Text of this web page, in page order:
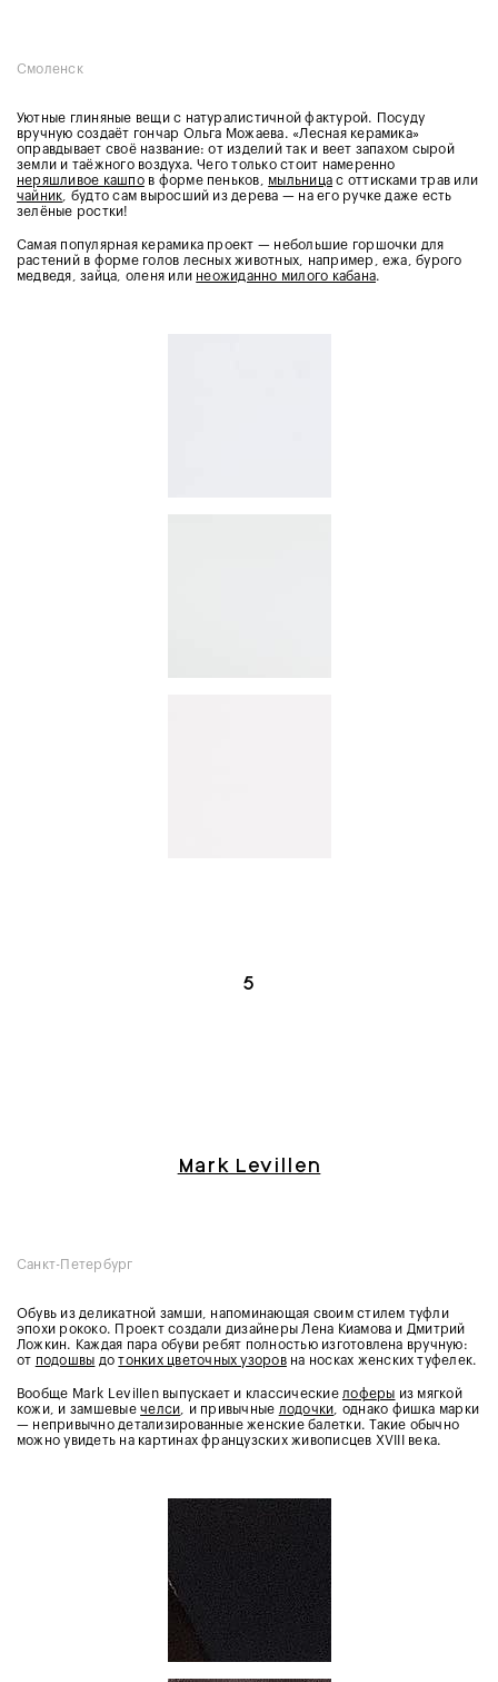
Смоленск
Уютные глиняные вещи с натуралистичной фактурой. Посуду
вручную создаёт гончар Ольга Можаева. «Лесная керамика»
оправдывает своё название: от изделий так и веет запахом сырой
земли и таёжного воздуха. Чего только стоит намеренно
неряшливое кашпов форме пеньков, мыльница с оттисками трав или
чайник , будто сам выросший из дерева — на его ручке даже есть
зелёные ростки!
Самая популярная керамика проект — небольшие горшочки для
растений в форме голов лесных животных, например, ежа, бурого
медведя, зайца, оленя или неожиданно милого кабана.
5
Mark Levillen
Санкт-Петербург
Обувь из деликатной замши, напоминающая своим стилем туфли
эпохи рококо. Проект создали дизайнеры Лена Киамова и Дмитрий
Ложкин. Каждая пара обуви ребят полностью изготовлена вручную:
от подошвы дотонких цветочных узоровна носках женских туфелек.
Вообще Mark Levillen выпускает и классические лоферы из мягкой
кожи, и замшевыечелси , и привычные лодочки , однако фишка марки
— непривычно детализированные женские балетки. Такие обычно
можно увидеть на картинах французских живописцев XVIII века.